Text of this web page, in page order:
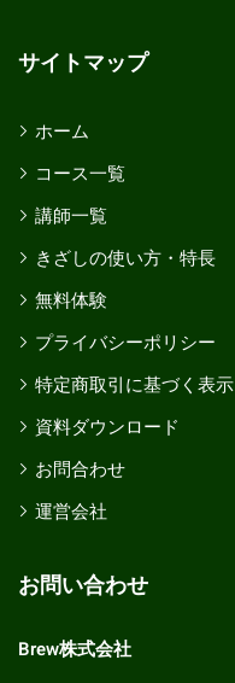
サイトマップ
ホーム
コース一覧
講師一覧
きざしの使い方・特長
無料体験
プライバシーポリシー
特定商取引に基づく表示
資料ダウンロード
お問合わせ
運営会社
お問い合わせ
Brew株式会社